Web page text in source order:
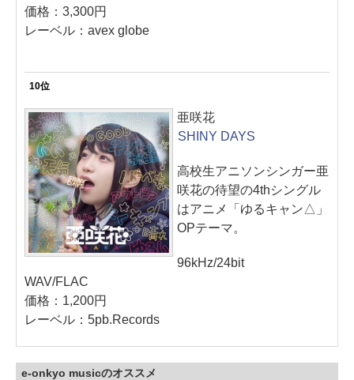
価格：3,300円
レーベル：avex globe
10位
亜咲花
SHINY DAYS
高校生アニソンシンガー亜
咲花の待望の4thシングル
はアニメ「ゆるキャン△」
OPテーマ。
96kHz/24bit
WAV/FLAC
価格：1,200円
レーベル：5pb.Records
e-onkyo musicのオススメ